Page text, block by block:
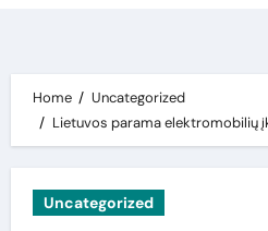
Home
Uncategorized
Lietuvos parama elektromobilių
Uncategorized